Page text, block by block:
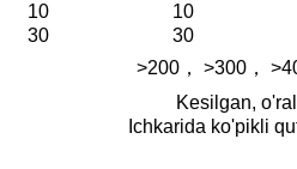
10 10
30 30
>200， >300，
Kesilgan,
Ichkarida ko'pikli